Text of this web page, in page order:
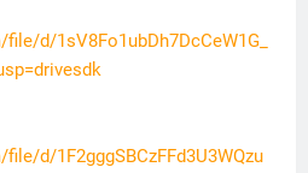
d/1sV8Fo1ubDh7DcCeW1G_
d/1F2gggSBCzFFd3U3WQzu